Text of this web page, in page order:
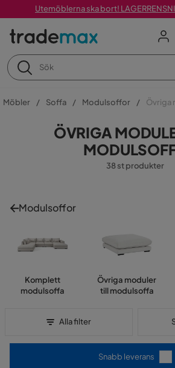
Utemöblerna ska bort!
Möbler Soffa Modulsoffor Övriga
ÖVRIGA
38 st produkter
Modulsoffor
Komplett
modulsoffa
Övriga moduler
till modulsoffa
Alla filter
Snabb leverans